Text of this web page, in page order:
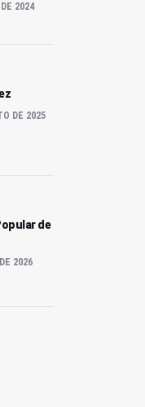
2024
DE 2025
de
2026